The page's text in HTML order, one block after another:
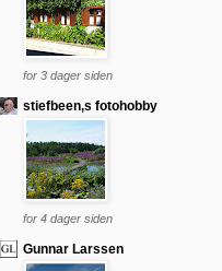
for 3 dager siden
stiefbeen,s fotohobby
for 4 dager siden
Gunnar Larssen